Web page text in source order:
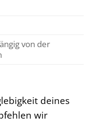
von der
deines
wir